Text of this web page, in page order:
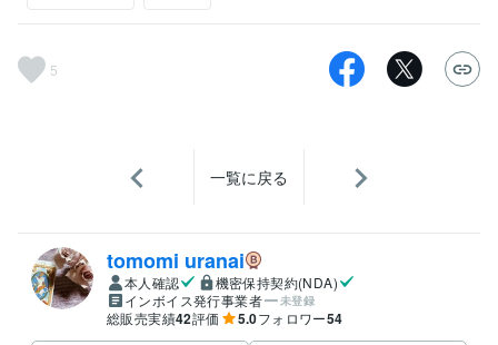
5
一覧に戻る
tomomi uranai
本人確認
機密保持契約(NDA)
インボイス発行事業者
未登録
総販売実績42評価 5.0フォロワー54